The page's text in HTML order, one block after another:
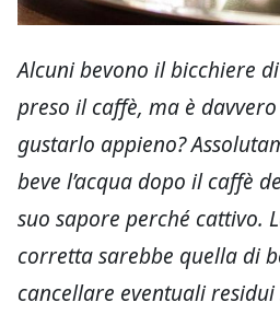
Alcuni bevono il bicchiere
preso il caffè, ma è
gustarlo appieno?
beve l’acqua dopo il caffè
suo sapore perché cattivo.
corretta sarebbe quella di
cancellare eventuali